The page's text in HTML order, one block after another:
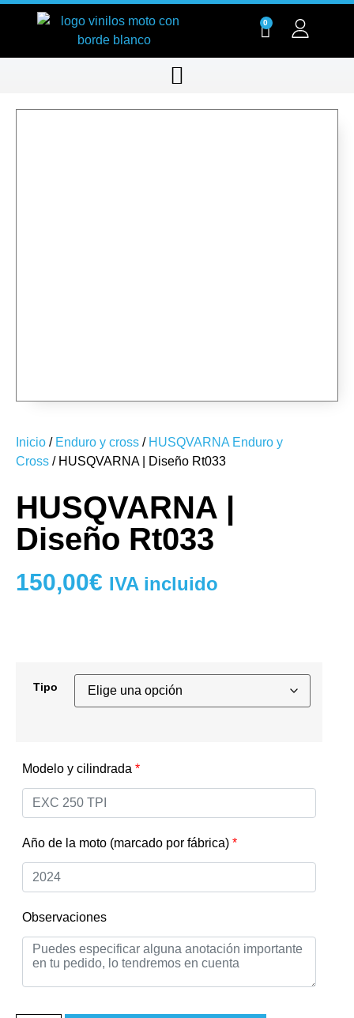
0
Inicio / Enduro y cross / HUSQVARNA Enduro y
Cross / HUSQVARNA | Diseño Rt033
HUSQVARNA |
Diseño Rt033
150,00€ IVA incluido
Tipo
Modelo y cilindrada *
Año de la moto (marcado por fábrica) *
Observaciones